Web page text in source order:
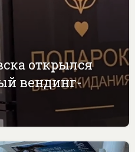
открылся
вендинг-